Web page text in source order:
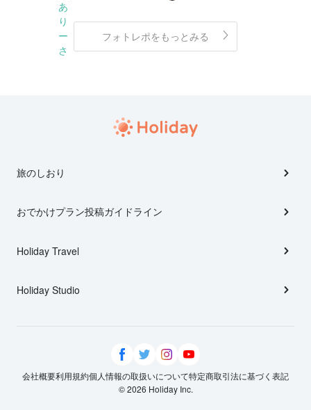
フォトレポをもっとみる
旅のしおり
おでかけプラン投稿ガイドライン
Holiday Travel
Holiday Studio
会社概要利用規約個人情報の取扱いについて特定商取引法に基づく表記
© 2026 Holiday Inc.